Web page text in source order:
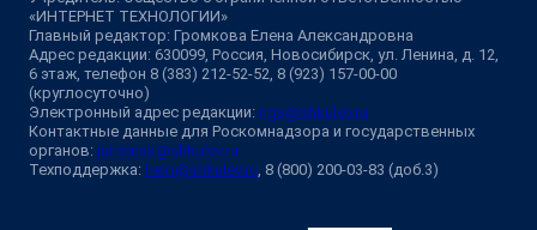
«ИНТЕРНЕТ ТЕХНОЛОГИИ»
Главный редактор: Громкова Елена Александровна
Адрес редакции: 630099, Россия, Новосибирск, ул. Ленина, д. 12,
6 этаж, телефон 8 (383) 212-52-52, 8 (923) 157-00-00
(круглосуточно)
Электронный адрес редакции: ngs@shkulev.ru
Контактные данные для Роскомнадзора и государственных
органов: juristnsk@shkulev.ru
Техподдержка: help@shkulev.ru, 8 (800) 200-03-83 (доб.3)